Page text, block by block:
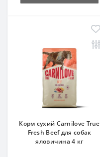
Корм сухий Carnilove True
Fresh Beef для cобак
яловичина 4 кг